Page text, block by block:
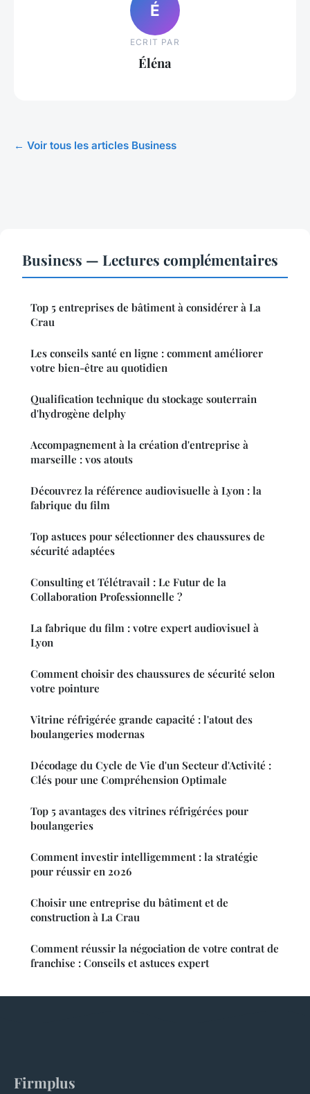
É
ECRIT PAR
Éléna
← Voir tous les articles Business
Business — Lectures complémentaires
Top 5 entreprises de bâtiment à considérer à La
Crau
Les conseils santé en ligne : comment améliorer
votre bien-être au quotidien
Qualification technique du stockage souterrain
d'hydrogène delphy
Accompagnement à la création d'entreprise à
marseille : vos atouts
Découvrez la référence audiovisuelle à Lyon : la
fabrique du film
Top astuces pour sélectionner des chaussures de
sécurité adaptées
Consulting et Télétravail : Le Futur de la
Collaboration Professionnelle ?
La fabrique du film : votre expert audiovisuel à
Lyon
Comment choisir des chaussures de sécurité selon
votre pointure
Vitrine réfrigérée grande capacité : l'atout des
boulangeries modernas
Décodage du Cycle de Vie d'un Secteur d'Activité :
Clés pour une Compréhension Optimale
Top 5 avantages des vitrines réfrigérées pour
boulangeries
Comment investir intelligemment : la stratégie
pour réussir en 2026
Choisir une entreprise du bâtiment et de
construction à La Crau
Comment réussir la négociation de votre contrat de
franchise : Conseils et astuces expert
Firmplus